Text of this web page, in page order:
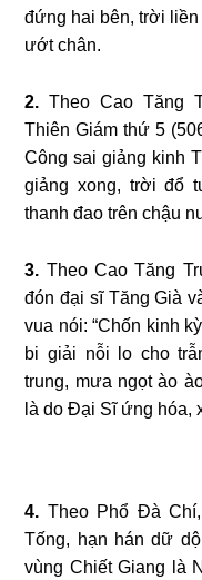
đứng hai bên, trời
ướt chân.
2. Theo Cao Tăng
Thiên Giám thứ 5
Công sai giảng kinh
giảng xong, trời đổ
thanh đao trên chậu
3. Theo Cao Tăng
đón đại sĩ Tăng Già
vua nói: “Chốn kinh
bi giải nỗi lo cho
trung, mưa ngọt ào
là do Đại Sĩ ứng hóa,
4. Theo Phổ Đà
Tống, hạn hán dữ
vùng Chiết Giang là